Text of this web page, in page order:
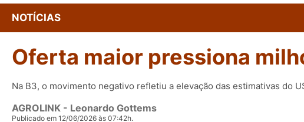
Conversor Colunistas Eventos
e
Vídeos
NOTÍCIAS
Oferta maior pressiona
Na B3, o movimento negativo refletiu a elevação das estimativas do
AGROLINK - Leonardo Gottems
Publicado em 12/06/2026 às 07:42h.